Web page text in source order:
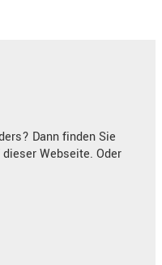
Dann finden Sie
Webseite. Oder